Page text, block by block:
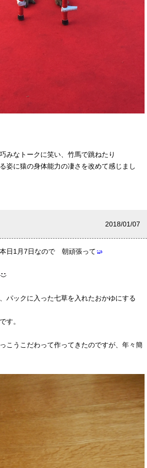
みなトークに笑い、竹馬で跳ねたり
姿に猿の身体能力の凄さを改めて感じまし
2018/01/07
日1月7日なので 朝頑張って
パックに入った七草を入れたおかゆにする
す。
こうこだわって作ってきたのですが、年々簡